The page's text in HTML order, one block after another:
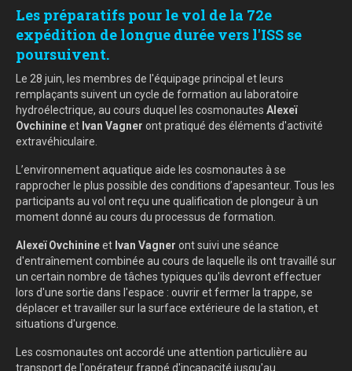
Les préparatifs pour le vol de la 72e
expédition de longue durée vers l'ISS se
poursuivent.
Le 28 juin, les membres de l'équipage principal et leurs
remplaçants suivent un cycle de formation au laboratoire
hydroélectrique, au cours duquel les cosmonautes Alexeï
Ovchinineet Ivan Vagner ont pratiqué des éléments d'activité
extravéhiculaire.
L’environnement aquatique aide les cosmonautes à se
rapprocher le plus possible des conditions d’apesanteur. Tous les
participants au vol ont reçu une qualification de plongeur à un
moment donné au cours du processus de formation.
Alexeï Ovchinineet Ivan Vagner ont suivi une séance
d'entraînement combinée au cours de laquelle ils ont travaillé sur
un certain nombre de tâches typiques qu'ils devront effectuer
lors d'une sortie dans l'espace : ouvrir et fermer la trappe, se
déplacer et travailler sur la surface extérieure de la station, et
situations d'urgence.
Les cosmonautes ont accordé une attention particulière au
transport de l'opérateur frappé d'incapacité jusqu'au